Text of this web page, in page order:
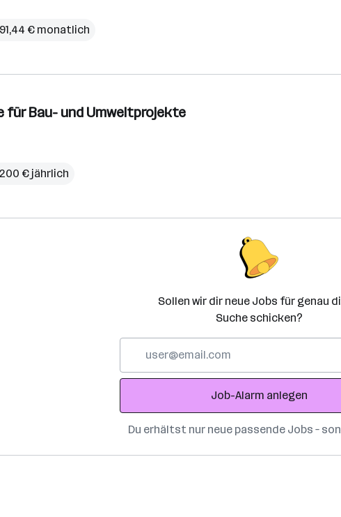
€ monatlich
für Bau- und Umweltprojekte
€ jährlich
Sollen wir dir neue Jobs für genau
Suche schicken?
Adresse
Job-Alarm anlegen
Du erhältst nur neue passende Jobs –